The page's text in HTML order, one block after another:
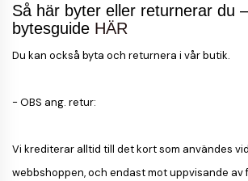
Så här byter eller returnerar du
bytesguide HÄR
Du kan också byta och returnera i vår butik.
- OBS ang. retur:
Vi krediterar alltid till det kort som användes
webbshoppen, och endast mot uppvisande av